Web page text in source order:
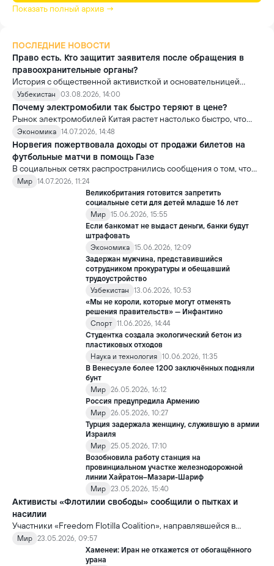
Показать полный архив →
ПОСЛЕДНИЕ НОВОСТИ
Право есть. Кто защитит заявителя после обращения в
правоохранительные органы?
История с общественной активисткой и основательницей
проекта «Немолчи.uz» Ириной Матвиенко поднимает вопрос,
который выходит далеко за рамки одного судебного дела.
Узбекистан 03.08.2026, 14:00
Почему электромобили так быстро теряют в цене?
Рынок электромобилей Китая растет настолько быстро, что
новые модели выходят почти ежемесячно. В результате
стоимость более ранних моделей заметно снижается.
Экономика 14.07.2026, 14:48
Норвегия пожертвовала доходы от продажи билетов на
футбольные матчи в помощь Газе
В социальных сетях распространились сообщения о том, что
сборная Норвегии перечислила весь призовой фонд,
полученный на чемпионате мира по футболу FIFA 2026, в
качестве гуманитарной помощи жителям сектора Газа.
Мир 14.07.2026, 11:24
Великобритания готовится запретить
социальные сети для детей младше 16 лет
Мир 15.06.2026, 15:55
Если банкомат не выдаст деньги, банки будут
штрафовать
Экономика 15.06.2026, 12:09
Задержан мужчина, представившийся
сотрудником прокуратуры и обещавший
трудоустройство
Узбекистан
13.06.2026, 10:53
«Мы не короли, которые могут отменять
решения правительств» — Инфантино
Спорт 11.06.2026, 14:44
Студентка создала экологический бетон из
пластиковых отходов
Наука и технология 10.06.2026, 11:35
В Венесуэле более 1200 заключённых подняли
бунт
Мир 26.05.2026, 16:12
Россия предупредила Армению
Мир 26.05.2026, 10:27
Турция задержала женщину, служившую в армии
Израиля
Мир 25.05.2026, 17:10
Возобновила работу станция на
провинциальном участке железнодорожной
линии Хайратон–Мазари-Шариф
Мир 23.05.2026, 15:40
Активисты «Флотилии свободы» сообщили о пытках и
насилии
Участники «Freedom Flotilla Coalition», направлявшейся в
сектор Газа с гуманитарной помощью, заявили, что после
задержания со стороны Израиль подверглись пыткам и
жестокому обращению.
Мир 23.05.2026, 09:57
Хаменеи: Иран не откажется от обогащённого
урана